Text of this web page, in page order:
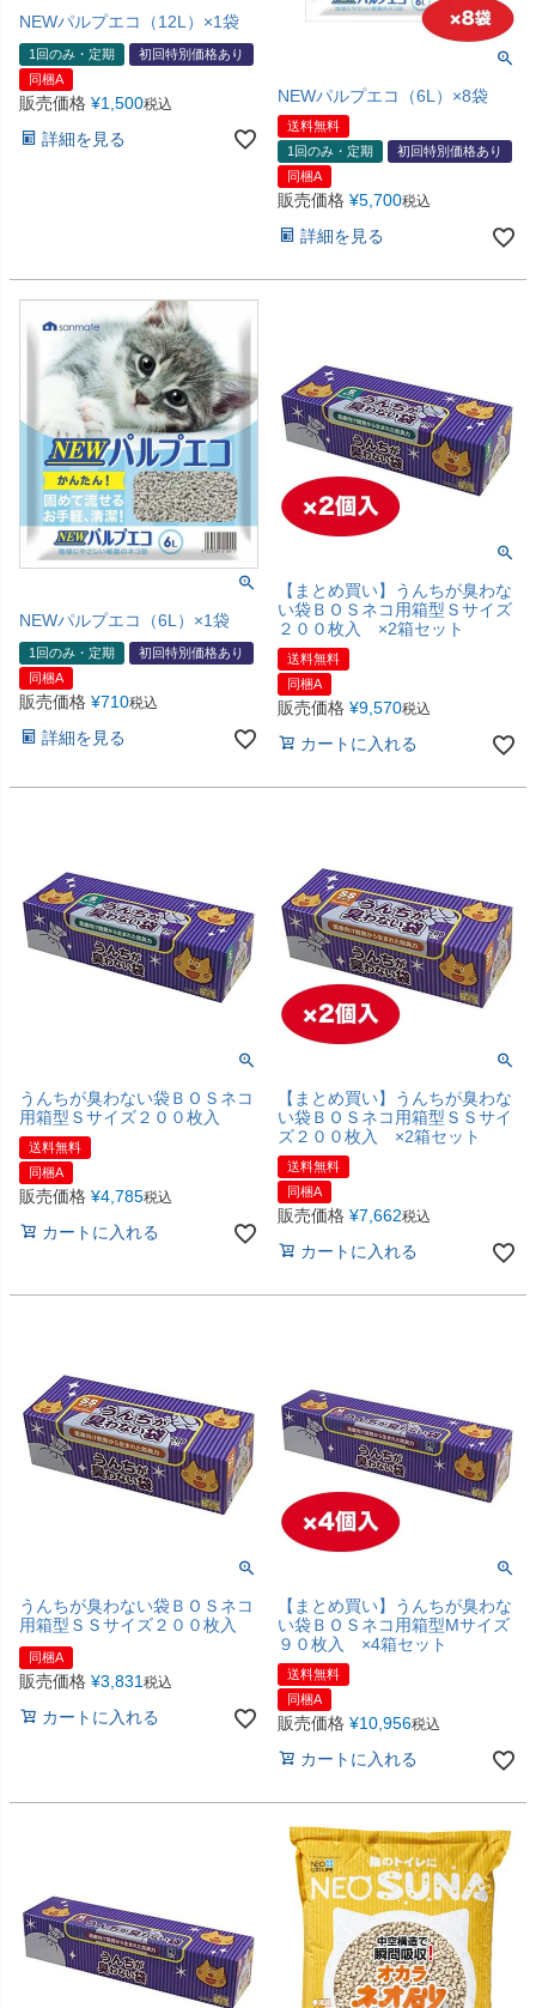
NEWパルプエコ（12L）×1袋
1回のみ・定期
初回特別価格あり
同梱A
販売価格 ¥1,500税込
詳細を見る
NEWパルプエコ（6L）×8袋
送料無料
1回のみ・定期
初回特別価格あり
同梱A
販売価格 ¥5,700税込
詳細を見る
NEWパルプエコ（6L）×1袋
1回のみ・定期
初回特別価格あり
同梱A
販売価格 ¥710税込
詳細を見る
【まとめ買い】うんちが臭わな
い袋ＢＯＳネコ用箱型Ｓサイズ
２００枚入 ×2箱セット
送料無料
同梱A
販売価格 ¥9,570税込
カートに入れる
うんちが臭わない袋ＢＯＳネコ
用箱型Ｓサイズ２００枚入
送料無料
同梱A
販売価格 ¥4,785税込
カートに入れる
【まとめ買い】うんちが臭わな
い袋ＢＯＳネコ用箱型ＳＳサイ
ズ２００枚入 ×2箱セット
送料無料
同梱A
販売価格 ¥7,662税込
カートに入れる
うんちが臭わない袋ＢＯＳネコ
用箱型ＳＳサイズ２００枚入
同梱A
販売価格 ¥3,831税込
カートに入れる
【まとめ買い】うんちが臭わな
い袋ＢＯＳネコ用箱型Мサイズ
９０枚入 ×4箱セット
送料無料
同梱A
販売価格 ¥10,956税込
カートに入れる